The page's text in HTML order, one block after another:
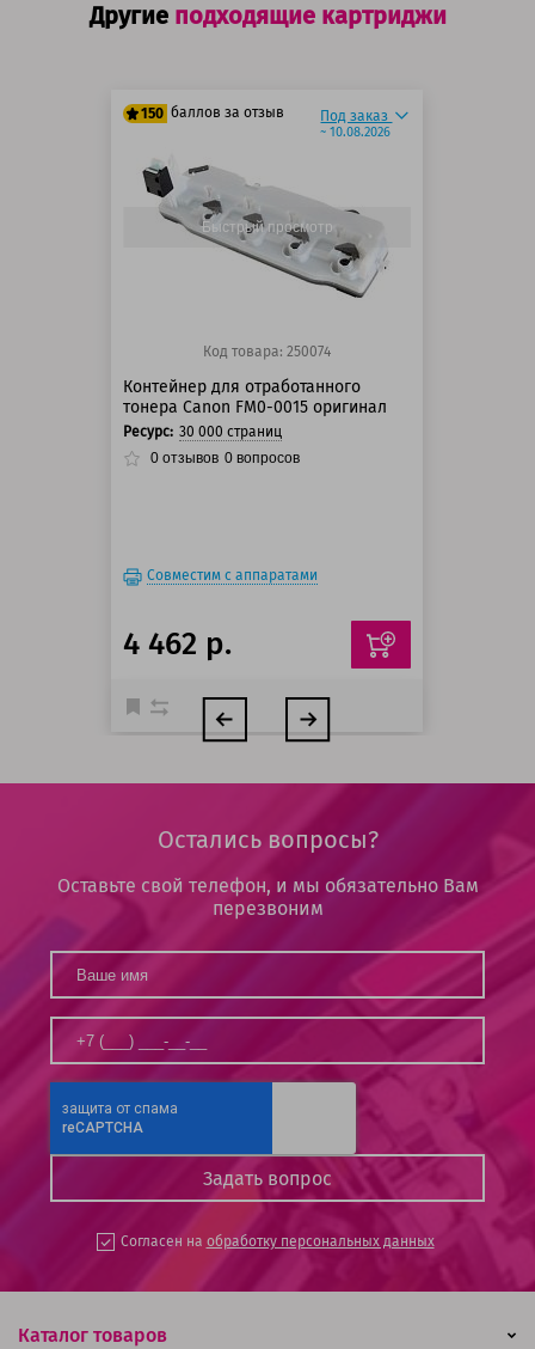
Другие подходящие картриджи
150 баллов за отзыв
125 баллов
150 баллов
Под заказ
~ 10.08.2026
Быстрый просмотр
Код товара: 250074
Контейнер для отработанного
тонера Canon FM0-0015 оригинал
Ресурс: 30 000 страниц
0 отзывов 0 вопросов
Совместим с аппаратами
4 462 р.
Остались вопросы?
Оставьте свой телефон, и мы обязательно Вам
перезвоним
Согласен на обработку персональных данных
Каталог товаров